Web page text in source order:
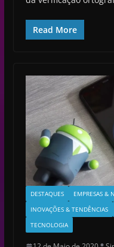
Read More
DESTAQUES
EMPRESAS &
INOVAÇÕES & TENDÊNCIAS
TECNOLOGIA